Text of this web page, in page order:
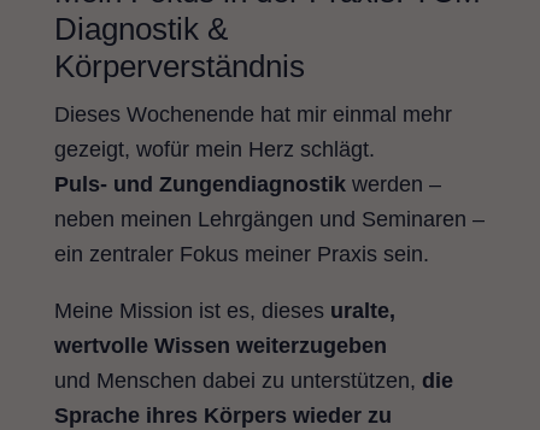
Diagnostik &
Körperverständnis
Dieses Wochenende hat mir einmal mehr
gezeigt, wofür mein Herz schlägt.
Puls- und Zungendiagnostikwerden –
neben meinen Lehrgängen und Seminaren –
ein zentraler Fokus meiner Praxis sein.
Meine Mission ist es, dieses uralte,
wertvolle Wissen weiterzugeben
und Menschen dabei zu unterstützen, die
Sprache ihres Körpers wieder zu